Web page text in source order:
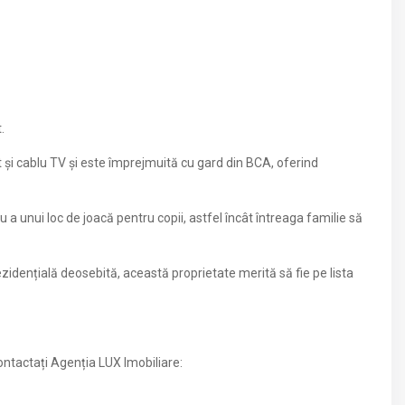
cablu TV și este împrejmuită cu gard din BCA, oferind
unui loc de joacă pentru copii, astfel încât întreaga familie să
deosebită, această proprietate merită să fie pe lista
Agenția LUX Imobiliare: